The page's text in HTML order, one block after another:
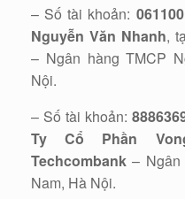
– Số tài khoản:
Nguyễn Văn Nhanh,
– Ngân hàng TMCP
Nội.
– Số tài khoản:
Ty Cổ Phần
Techcombank – Ngân
Nam, Hà Nội.